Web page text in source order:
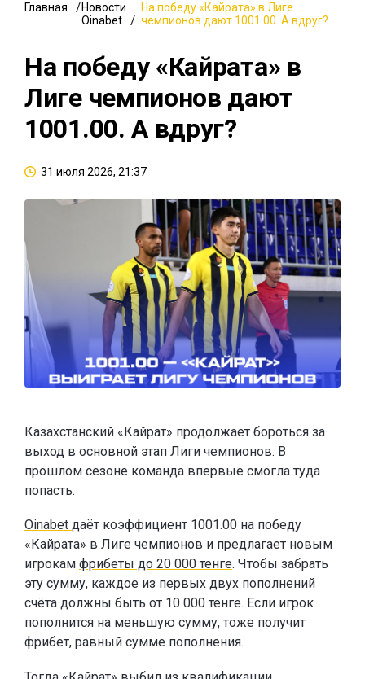
Главная
Новости
Oinabet
На победу «Кайрата» в Лиге
чемпионов дают 1001.00. А вдруг?
На победу «Кайрата» в
Лиге чемпионов дают
1001.00. А вдруг?
31 июля 2026, 21:37
Казахстанский «Кайрат» продолжает бороться за
выход в основной этап Лиги чемпионов. В
прошлом сезоне команда впервые смогла туда
попасть.
Oinabet даёт коэффициент 1001.00 на победу
«Кайрата» в Лиге чемпионов и предлагает новым
игрокам фрибеты до 20 000 тенге. Чтобы забрать
эту сумму, каждое из первых двух пополнений
счёта должны быть от 10 000 тенге. Если игрок
пополнится на меньшую сумму, тоже получит
фрибет, равный сумме пополнения.